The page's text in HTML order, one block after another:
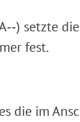
setzte
fest.
die im